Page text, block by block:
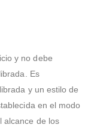
y no debe
Es
y un estilo de
en el modo
alcance de los